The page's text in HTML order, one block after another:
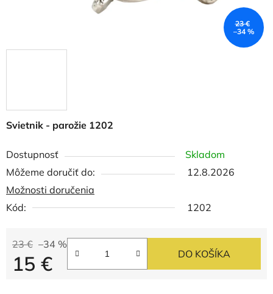
Svietnik - parožie 1202
Dostupnosť
Skladom
Môžeme doručiť do:
12.8.2026
Možnosti doručenia
Kód:
1202
23 € –34 %
15 € DO KOŠÍKA
23 €
–34 %